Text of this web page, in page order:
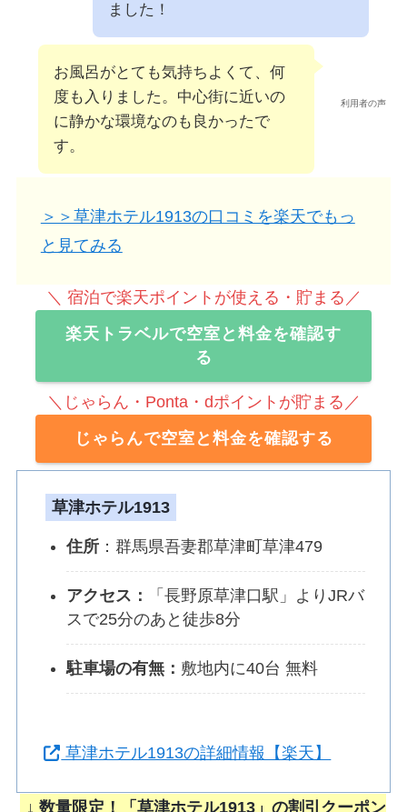
ました！
利用者の声
お風呂がとても気持ちよくて、何
度も入りました。中心街に近いの
に静かな環境なのも良かったで
す。
＞＞草津ホテル1913の口コミを楽天でもっ
と見てみる
＼ 宿泊で楽天ポイントが使える・貯まる／
楽天トラベルで空室と料金を確認す
る
＼じゃらん・Ponta・dポイントが貯まる／
じゃらんで空室と料金を確認する
草津ホテル1913
住所：群馬県吾妻郡草津町草津479
アクセス：
「長野原草津口駅」よりJRバ
スで25分のあと徒歩8分
駐車場の有無： 敷地内に40台 無料
草津ホテル1913の詳細情報【楽天】
↓ 数量限定！「草津ホテル1913」の割引クーポン